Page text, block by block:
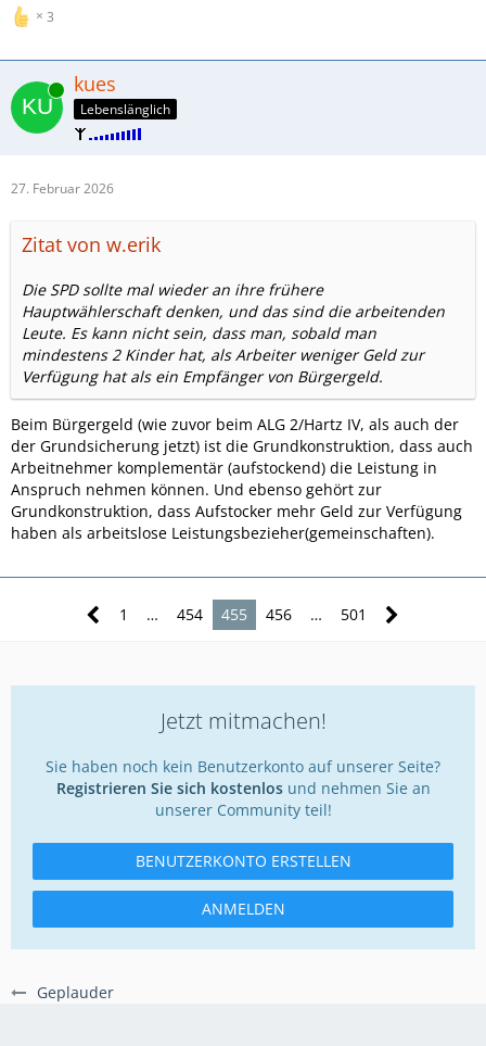
Geplauder
3
Online kues
Lebenslänglich
27. Februar 2026
Zitat von w.erik
Die SPD sollte mal wieder an ihre frühere
Hauptwählerschaft denken, und das sind die arbeitenden
Leute. Es kann nicht sein, dass man, sobald man
mindestens 2 Kinder hat, als Arbeiter weniger Geld zur
Verfügung hat als ein Empfänger von Bürgergeld.
Beim Bürgergeld (wie zuvor beim ALG 2/Hartz IV, als auch der
der Grundsicherung jetzt) ist die Grundkonstruktion, dass auch
Arbeitnehmer komplementär (aufstockend) die Leistung in
Anspruch nehmen können. Und ebenso gehört zur
Grundkonstruktion, dass Aufstocker mehr Geld zur Verfügung
haben als arbeitslose Leistungsbezieher(gemeinschaften).
1 … 454 455 456 … 501
Jetzt mitmachen!
Sie haben noch kein Benutzerkonto auf unserer Seite?
Registrieren Sie sich kostenlosund nehmen Sie an
unserer Community teil!
BENUTZERKONTO ERSTELLEN
ANMELDEN